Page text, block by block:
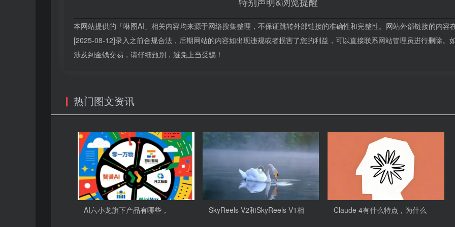
本网站提供的「咻图AI」相关内容均来源于网络搜集整理，不保证跳转外部链接的准确性和完整性。网站外部链接的内容
[2025-08-12]录入之前合规合法，后期网站的内容如出现违规或者损害了您的利益，可以直接联系网站管理员进行删除。
涉及到金钱交易，请仔细甄别，避免上当受骗！
热门图文资讯
AI六小龙旗下产品有哪些，
SkyReels-V2和SkyReels-V1相
Claude 4有什么特点，为什么